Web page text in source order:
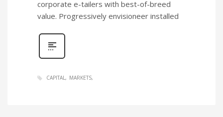
corporate e-tailers with best-of-breed
value. Progressively envisioneer installed
CAPITAL MARKETS